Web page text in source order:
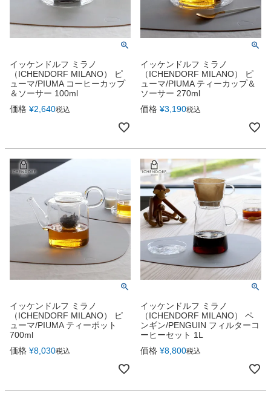
イッケンドルフ ミラノ
（ICHENDORF MILANO） ピ
ューマ/PIUMA コーヒーカップ
＆ソーサー 100ml
価格 ¥2,640税込
イッケンドルフ ミラノ
（ICHENDORF MILANO） ピ
ューマ/PIUMA ティーカップ＆
ソーサー 270ml
価格 ¥3,190税込
イッケンドルフ ミラノ
（ICHENDORF MILANO） ピ
ューマ/PIUMA ティーポット
700ml
価格 ¥8,030税込
イッケンドルフ ミラノ
（ICHENDORF MILANO） ペ
ンギン/PENGUIN フィルターコ
ーヒーセット 1L
価格 ¥8,800税込